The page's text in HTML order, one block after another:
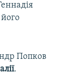
Попков
.